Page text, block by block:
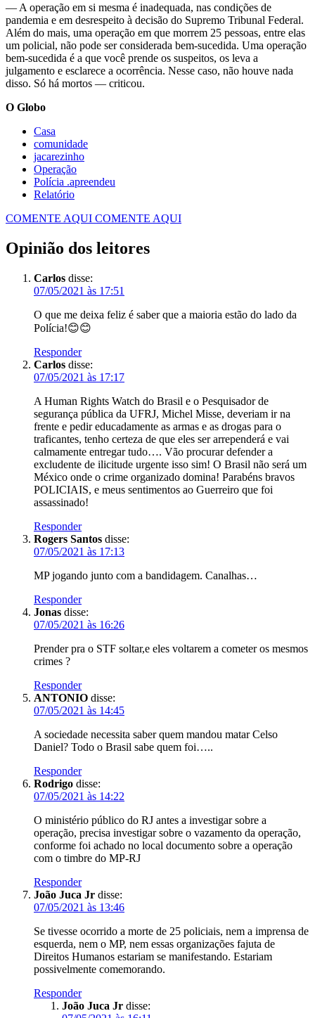
— A operação em si mesma é inadequada, nas condições de
pandemia e em desrespeito à decisão do Supremo Tribunal Federal.
Além do mais, uma operação em que morrem 25 pessoas, entre elas
um policial, não pode ser considerada bem-sucedida. Uma operação
bem-sucedida é a que você prende os suspeitos, os leva a
julgamento e esclarece a ocorrência. Nesse caso, não houve nada
disso. Só há mortos — criticou.
O Globo
Casa
comunidade
jacarezinho
Operação
Polícia .apreendeu
Relatório
COMENTE AQUI COMENTE AQUI
Opinião dos leitores
Carlos disse:
07/05/2021 às 17:51
O que me deixa feliz é saber que a maioria estão do lado da
Polícia!😊😊
Responder
Carlos disse:
07/05/2021 às 17:17
A Human Rights Watch do Brasil e o Pesquisador de
segurança pública da UFRJ, Michel Misse, deveriam ir na
frente e pedir educadamente as armas e as drogas para o
traficantes, tenho certeza de que eles ser arrependerá e vai
calmamente entregar tudo…. Vão procurar defender a
excludente de ilicitude urgente isso sim! O Brasil não será um
México onde o crime organizado domina! Parabéns bravos
POLICIAIS, e meus sentimentos ao Guerreiro que foi
assassinado!
Responder
Rogers Santos disse:
07/05/2021 às 17:13
MP jogando junto com a bandidagem. Canalhas…
Responder
Jonas disse:
07/05/2021 às 16:26
Prender pra o STF soltar,e eles voltarem a cometer os mesmos
crimes ?
Responder
ANTONIO disse:
07/05/2021 às 14:45
A sociedade necessita saber quem mandou matar Celso
Daniel? Todo o Brasil sabe quem foi…..
Responder
Rodrigo disse:
07/05/2021 às 14:22
O ministério público do RJ antes a investigar sobre a
operação, precisa investigar sobre o vazamento da operação,
conforme foi achado no local documento sobre a operação
com o timbre do MP-RJ
Responder
João Juca Jr disse:
07/05/2021 às 13:46
Se tivesse ocorrido a morte de 25 policiais, nem a imprensa de
esquerda, nem o MP, nem essas organizações fajuta de
Direitos Humanos estariam se manifestando. Estariam
possivelmente comemorando.
Responder
João Juca Jr disse: